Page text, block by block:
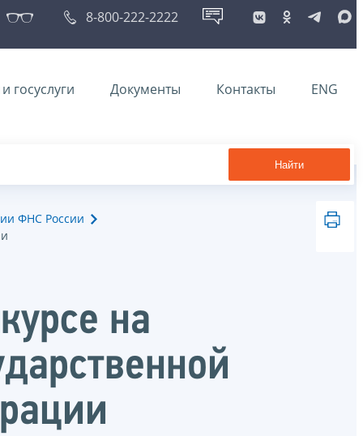
8-800-222-2222
госуслуги Документы Контакты ENG
Найти
ФНС России
на